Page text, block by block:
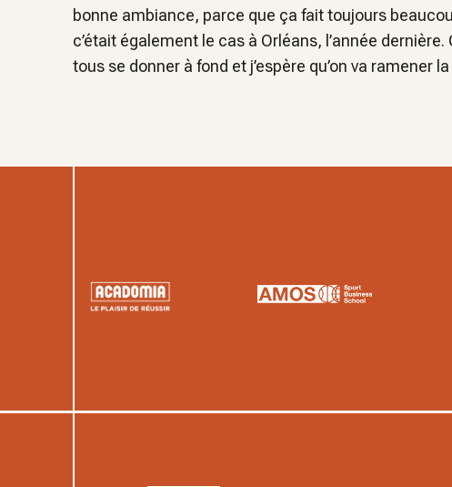
bonne ambiance, parce que ça fait toujours
c’était également le cas à Orléans, l’année dernière.
tous se donner à fond et j’espère qu’on va ramener